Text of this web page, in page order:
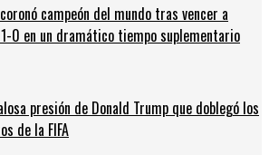
campeón del mundo tras vencer a
0 en un dramático tiempo suplementario
presión de Donald Trump que doblegó los
de la FIFA